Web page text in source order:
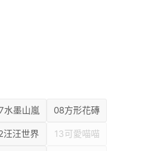
水墨山嵐 08方形花磚
汪汪世界 13可愛喵喵